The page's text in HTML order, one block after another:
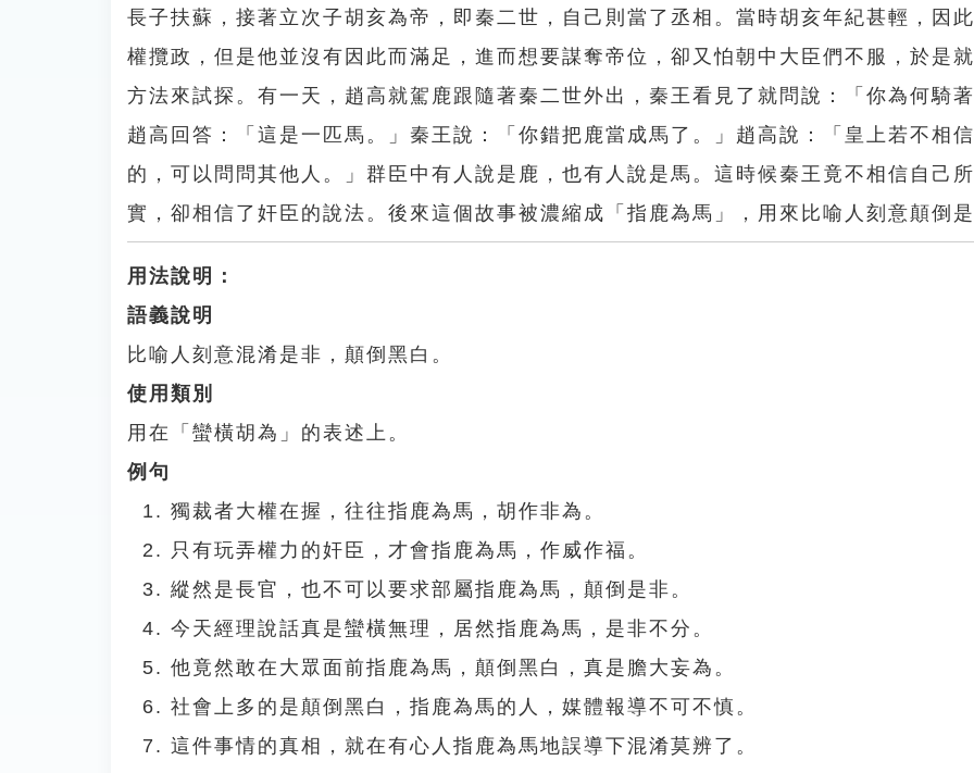
長子扶蘇，接著立次子胡亥為帝，即秦二世，自己則當了丞相。當時胡亥年紀甚輕，因
權攬政，但是他並沒有因此而滿足，進而想要謀奪帝位，卻又怕朝中大臣們不服，於是
方法來試探。有一天，趙高就駕鹿跟隨著秦二世外出，秦王看見了就問說：「你為何騎
趙高回答：「這是一匹馬。」秦王說：「你錯把鹿當成馬了。」趙高說：「皇上若不相
的，可以問問其他人。」群臣中有人說是鹿，也有人說是馬。這時候秦王竟不相信自己
實，卻相信了奸臣的說法。後來這個故事被濃縮成「指鹿為馬」，用來比喻人刻意顛倒
用法說明：
語義說明
比喻人刻意混淆是非，顛倒黑白。
使用類別
用在「蠻橫胡為」的表述上。
例句
獨裁者大權在握，往往指鹿為馬，胡作非為。
只有玩弄權力的奸臣，才會指鹿為馬，作威作福。
縱然是長官，也不可以要求部屬指鹿為馬，顛倒是非。
今天經理說話真是蠻橫無理，居然指鹿為馬，是非不分。
他竟然敢在大眾面前指鹿為馬，顛倒黑白，真是膽大妄為。
社會上多的是顛倒黑白，指鹿為馬的人，媒體報導不可不慎。
這件事情的真相，就在有心人指鹿為馬地誤導下混淆莫辨了。